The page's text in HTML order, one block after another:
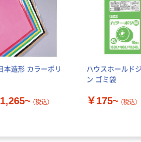
本造形 カラーポリ
（税込）
ハウスホールド
ン ゴミ袋
￥175~ （税込）